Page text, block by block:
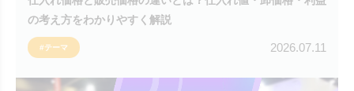
の考え方をわかりやすく解説
#テーマ 2026.07.11